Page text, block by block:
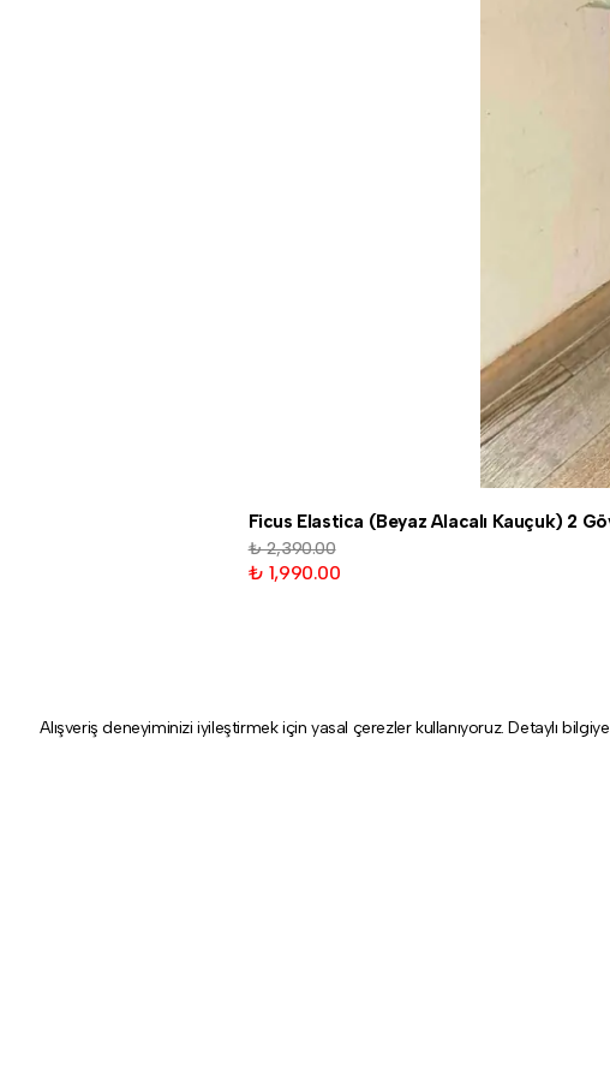
Alışveriş deneyiminizi iyileştirmek için yasal çerezler kullanıyoruz. Detaylı
Ficus Elastica (Beyaz Alacalı Kauçuk) 2
₺ 2,390.00
₺ 1,990.00